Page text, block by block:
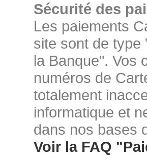
Sécurité des
Les paiements
site sont de type
la Banque". Vos
numéros de
totalement
informatique et
dans nos bases
Voir la FAQ "